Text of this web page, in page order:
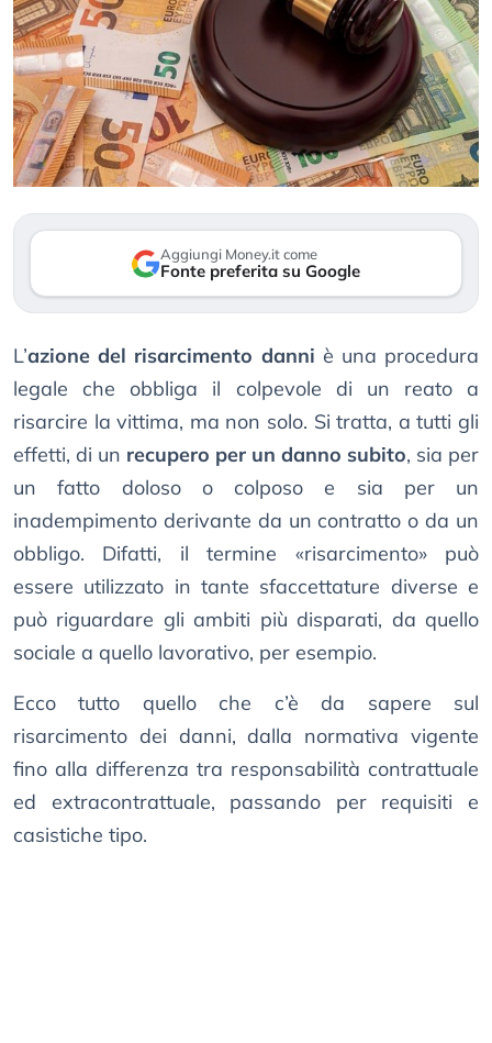
Aggiungi Money.it come
Fonte preferita su Google
L’azione del risarcimento danni è una procedura
legale che obbliga il colpevole di un reato a
risarcire la vittima, ma non solo. Si tratta, a tutti gli
effetti, di un recupero per un danno subito, sia per
un fatto doloso o colposo e sia per un
inadempimento derivante da un contratto o da un
obbligo. Difatti, il termine «risarcimento» può
essere utilizzato in tante sfaccettature diverse e
può riguardare gli ambiti più disparati, da quello
sociale a quello lavorativo, per esempio.
Ecco tutto quello che c’è da sapere sul
risarcimento dei danni, dalla normativa vigente
fino alla differenza tra responsabilità contrattuale
ed extracontrattuale, passando per requisiti e
casistiche tipo.